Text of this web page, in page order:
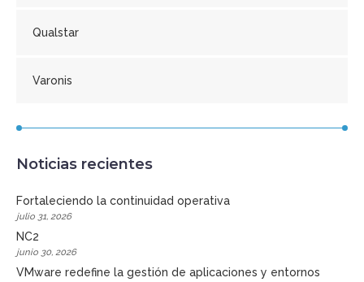
Qualstar
Varonis
Noticias recientes
Fortaleciendo la continuidad operativa
julio 31, 2026
NC2
junio 30, 2026
VMware redefine la gestión de aplicaciones y entornos